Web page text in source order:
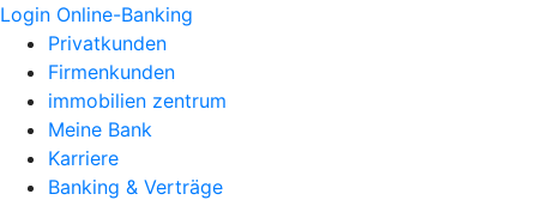
Login Online-Banking
Privatkunden
Firmenkunden
immobilien zentrum
Meine Bank
Karriere
Banking & Verträge